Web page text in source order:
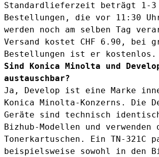
Standardlieferzeit beträgt 1-3
Bestellungen, die vor 11:30
werden noch am selben Tag
Versand kostet CHF 6.90, bei
Bestellungen ist er kostenlos.
Sind Konica Minolta und
austauschbar?
Ja, Develop ist eine Marke
Konica Minolta-Konzerns. Die
Geräte sind technisch
Bizhub-Modellen und
Tonerkartuschen. Ein TN-321C
beispielsweise sowohl in den